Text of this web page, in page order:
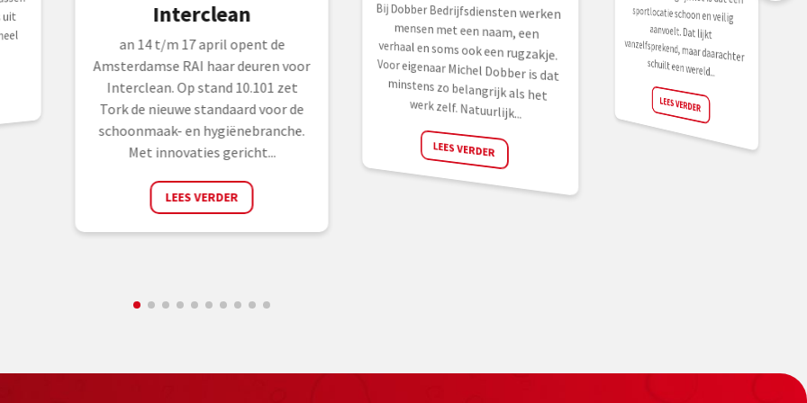
Interclean
an 14 t/m 17 april opent de
Amsterdamse RAI haar deuren voor
Interclean. Op stand 10.101 zet
Tork de nieuwe standaard voor de
schoonmaak- en hygiënebranche.
Met innovaties gericht...
LEES VERDER
Bij Dobber Bedrijfsdiensten werken
mensen met een naam, een
verhaal en soms ook een rugzakje.
Voor eigenaar Michel Dobber is dat
minstens zo belangrijk als het
werk zelf. Natuurlijk...
LEES VERDER
schuilt een wereld...
LEES VERDER